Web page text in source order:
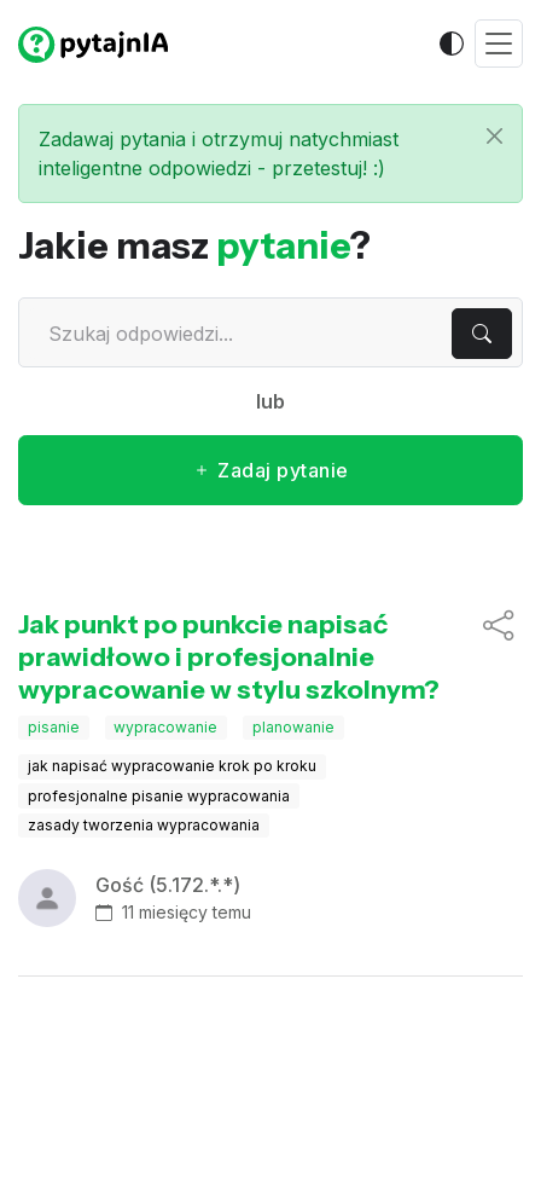
Zadawaj pytania i otrzymuj natychmiast
inteligentne odpowiedzi - przetestuj! :)
Jakie masz pytanie?
lub
Zadaj pytanie
Jak punkt po punkcie napisać
prawidłowo i profesjonalnie
wypracowanie w stylu szkolnym?
pisanie wypracowanie planowanie
jak napisać wypracowanie krok po kroku
profesjonalne pisanie wypracowania
zasady tworzenia wypracowania
Gość (5.172.*.*)
11 miesięcy temu